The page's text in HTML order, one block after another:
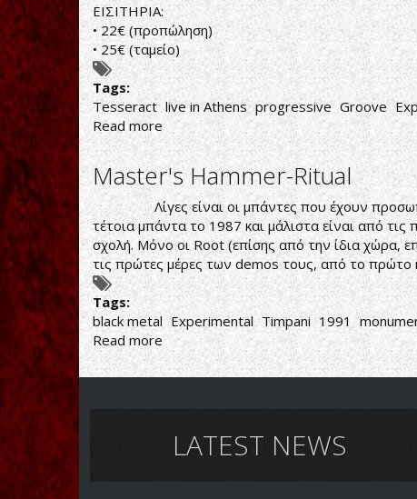
ΕΙΣΙΤΗΡΙΑ:
• 22€ (προπώληση)
• 25€ (ταμείο)
Tags:
Tesseract live in Athens progressive Groove
Read more about
Tesseract
[UK]
w/
opening
act:
Calyces
live
in
Athens
Master's Hammer-Ritual
Λίγες είναι οι μπάντες που έχουν προσωπικό
τέτοια μπάντα το 1987 και μάλιστα είναι από
σχολή. Μόνο οι Root (επίσης από την ίδια χώρα,
τις πρώτες μέρες των demos τους, από το
Tags:
black metal Experimental Timpani 1991
Read more about
Master's
Hammer-
LATEST NEWS